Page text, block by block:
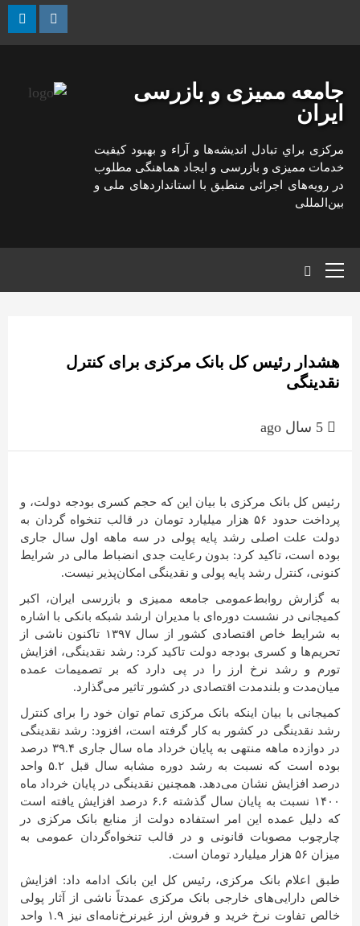
Instagram
جامعه ممیزی و بازرسی
ایران
مركزی براي تبادل انديشه‌ها و آراء و بهبود كيفيت
خدمات مميزی و بازرسی و ايجاد هماهنگی مطلوب
در رويه‌های اجرائی منطبق با استانداردهای ملی و
بين‌المللی
هشدار رئیس کل بانک مرکزی برای کنترل
نقدینگی
رئیس کل بانک مرکزی با بیان این که حجم کسری بودجه دولت، و
پرداخت حدود ۵۶ هزار میلیارد تومان در قالب تنخواه ‌گردان به
دولت علت اصلی رشد پایه پولی در سه ماهه اول سال جاری
بوده است، تاکید کرد: بدون رعایت جدی انضباط مالی در شرایط
کنونی، کنترل رشد پایه پولی و نقدینگی امکان‌پذیر نیست.
به گزارش روابط‌عمومی جامعه ممیزی و بازرسی ایران، اکبر
کمیجانی در نشست دوره‌ای با مدیران ارشد شبکه بانکی با اشاره
به شرایط خاص اقتصادی کشور از سال ۱۳۹۷ تاکنون ناشی از
تحریم‌ها و کسری بودجه دولت تاکید کرد: رشد نقدینگی، افزایش
تورم و رشد نرخ ارز را در پی دارد که بر تصمیمات عمده
میان‌مدت و بلندمدت اقتصادی در کشور تاثیر می‌گذارد.
کمیجانی با بیان اینکه بانک مرکزی تمام توان خود را برای کنترل
رشد نقدینگی در کشور به کار گرفته است، افزود: رشد نقدینگی
در دوازده ماهه منتهی به پایان خرداد ماه سال جاری ۳۹.۴ درصد
بوده است که نسبت به رشد دوره مشابه سال قبل ۵.۲ واحد
درصد افزایش نشان می‌دهد. همچنین نقدینگی در پایان خرداد ماه
۱۴۰۰ نسبت به پایان سال گذشته ۶.۶ درصد افزایش یافته است
که دلیل عمده این امر استفاده دولت از منابع بانک مرکزی در
چارچوب مصوبات قانونی و در قالب تنخواه‌گردان عمومی به
میزان ۵۶ هزار میلیارد تومان است.
طبق اعلام بانک مرکزی، رئیس کل این بانک ادامه داد: افزایش
خالص دارایی‌های خارجی بانک مرکزی عمدتاً ناشی از آثار پولی
خالص تفاوت نرخ خرید و فروش ارز غیرنرخ‌نامه‌ای نیز ۱.۹ واحد